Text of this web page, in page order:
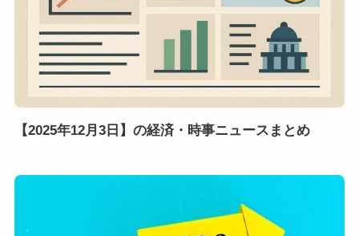
【2025年12月3日】の経済・時事ニュースまとめ